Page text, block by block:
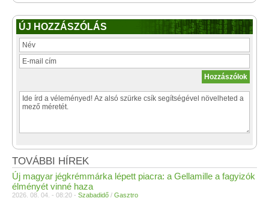
ÚJ HOZZÁSZÓLÁS
TOVÁBBI HÍREK
Új magyar jégkrémmárka lépett piacra: a Gellamille a fagyizók
élményét vinné haza
2026. 08. 04. - 08:20 - Szabadidő / Gasztro